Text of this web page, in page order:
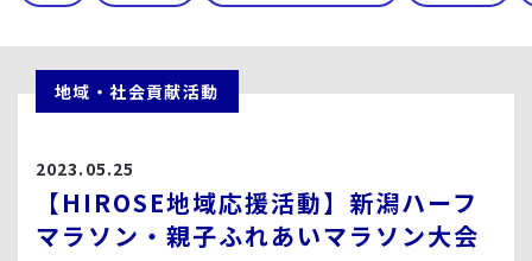
地域・社会貢献活動
2023.05.25
【HIROSE地域応援活動】新潟ハーフ
マラソン・親子ふれあいマラソン大会